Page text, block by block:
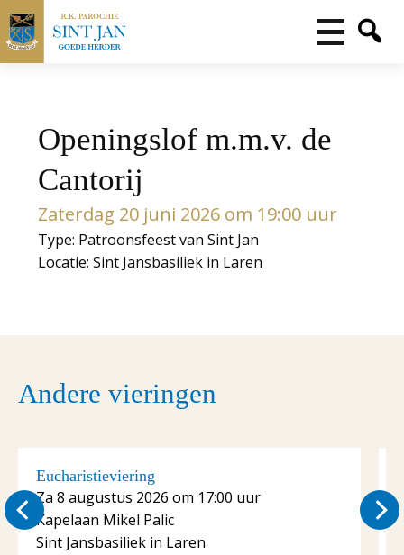
Openingslof m.m.v. de
Cantorij
Zaterdag 20 juni 2026 om 19:00 uur
Type: Patroonsfeest van Sint Jan
Locatie: Sint Jansbasiliek in Laren
Andere vieringen
Eucharistieviering
Za 8 augustus 2026 om 17:00 uur
Kapelaan Mikel Palic
Sint Jansbasiliek in Laren